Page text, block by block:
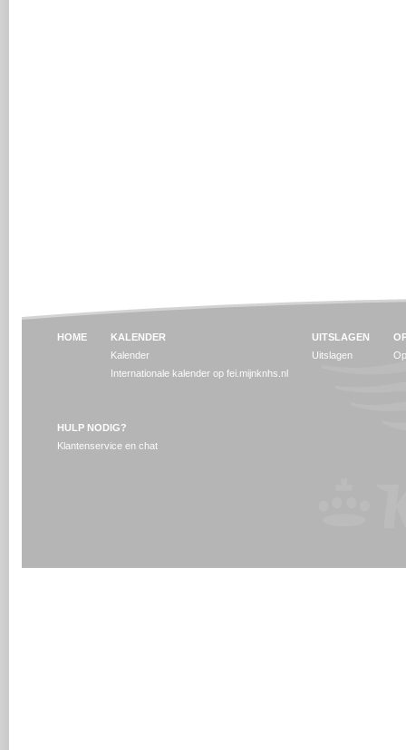
HOME
KALENDER
Kalender
Internationale kalender op fei.mijnknhs.nl
UITSLAGEN
Uitslagen
HULP NODIG?
Klantenservice en chat